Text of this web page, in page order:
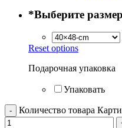
*Выберите размер
Reset options
Подарочная упаковка
Упаковать
Количество товара